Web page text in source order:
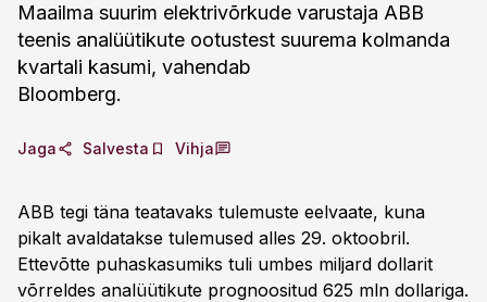
Maailma suurim elektrivõrkude varustaja ABB
teenis analüütikute ootustest suurema kolmanda
kvartali kasumi, vahendab
Bloomberg.
Jaga Salvesta Vihja
ABB tegi täna teatavaks tulemuste eelvaate, kuna
pikalt avaldatakse tulemused alles 29. oktoobril.
Ettevõtte puhaskasumiks tuli umbes miljard dollarit
võrreldes analüütikute prognoositud 625 mln dollariga.